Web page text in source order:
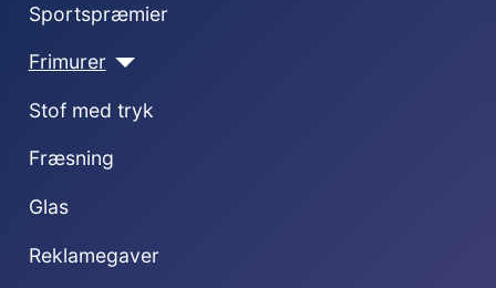
Sportspræmier
Frimurer
Stof med tryk
Fræsning
Glas
Reklamegaver